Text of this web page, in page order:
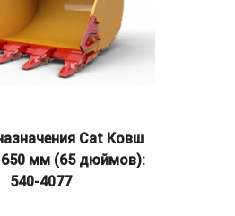
Cat Ковш
мм (65 дюймов):
540-4077